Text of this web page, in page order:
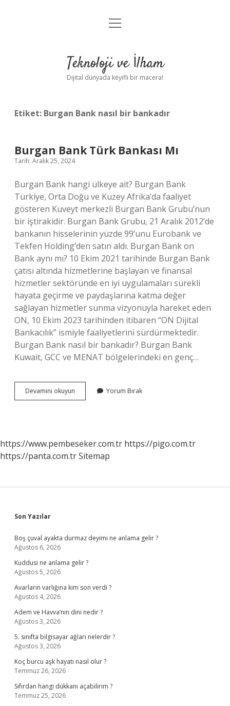
Anasayfa
Yasal Uyarı
menüyü
Teknoloji ve İlham
Dijital dünyada keyifli bir macera!
Etiket: Burgan Bank nasıl bir bankadır
Burgan Bank Türk Bankası Mı
Tarih: Aralık 25, 2024
Burgan Bank hangi ülkeye ait? Burgan Bank
Türkiye, Orta Doğu ve Kuzey Afrika’da faaliyet
gösteren Kuveyt merkezli Burgan Bank Grubu’nun
bir iştirakidir. Burgan Bank Grubu, 21 Aralık 2012’de
bankanın hisselerinin yüzde 99’unu Eurobank ve
Tekfen Holding’den satın aldı. Burgan Bank on
Bank aynı mı? 10 Ekim 2021 tarihinde Burgan Bank
çatısı altında hizmetlerine başlayan ve finansal
hizmetler sektöründe en iyi uygulamaları sürekli
hayata geçirme ve paydaşlarına katma değer
sağlayan hizmetler sunma vizyonuyla hareket eden
ON, 10 Ekim 2023 tarihinden itibaren “ON Dijital
Bankacılık” ismiyle faaliyetlerini sürdürmektedir.
Burgan Bank nasıl bir bankadır? Burgan Bank
Kuwait, GCC ve MENAT bölgelerindeki en genç…
Devamını okuyun
Bank
Yorum Bırak
https://www.pembeseker.com.tr https://pigo.com.tr
https://panta.com.trSitemap
Sidebar
Son Yazılar
Boş çuval ayakta durmaz deyimi ne anlama gelir ?
Ağustos 6, 2026
Kuddusi ne anlama gelir ?
Ağustos 5, 2026
Avarların varlığına kim son verdi ?
Ağustos 4, 2026
Adem ve Havva’nın dini nedir ?
Ağustos 3, 2026
5. sınıfta bilgisayar ağları nelerdir ?
Ağustos 3, 2026
Koç burcu aşk hayatı nasıl olur ?
Temmuz 26, 2026
Sıfırdan hangi dükkanı açabilirim ?
Temmuz 25, 2026